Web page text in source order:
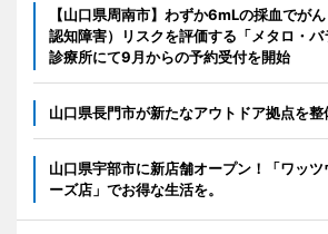
【山口県周南市】わずか6mLの採血でが
認知障害）リスクを評価する「メタロ・
診療所にて9月からの予約受付を開始
山口県長門市が新たなアウトドア拠点を整
山口県宇部市に新店舗オープン！「ワッ
ーズ店」でお得な生活を。